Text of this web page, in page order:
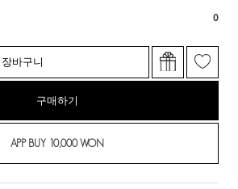
0
장바구니
구매하기